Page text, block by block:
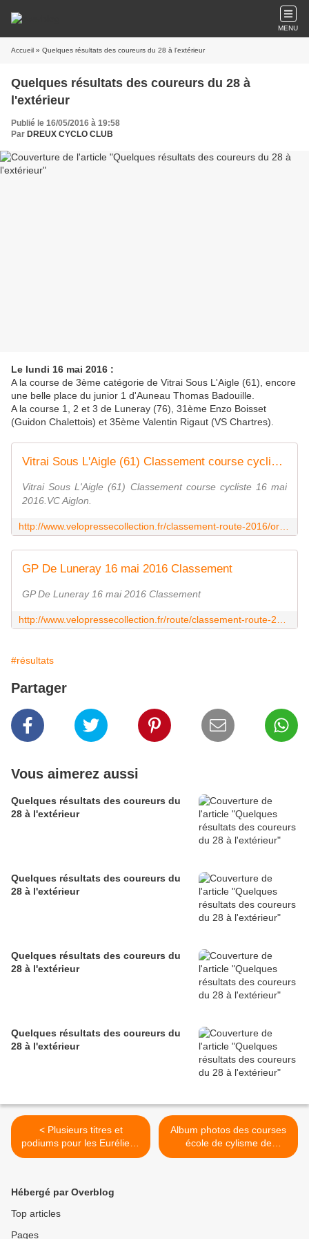
MENU
Accueil » Quelques résultats des coureurs du 28 à l'extérieur
Quelques résultats des coureurs du 28 à
l'extérieur
Publié le 16/05/2016 à 19:58
Par DREUX CYCLO CLUB
Le lundi 16 mai 2016 :
A la course de 3ème catégorie de Vitrai Sous L'Aigle (61), encore
une belle place du junior 1 d'Auneau Thomas Badouille.
A la course 1, 2 et 3 de Luneray (76), 31ème Enzo Boisset
(Guidon Chalettois) et 35ème Valentin Rigaut (VS Chartres).
Vitrai Sous L'Aigle (61) Classement course cycliste 16 mai 2016.VC Aig
Vitrai Sous L'Aigle (61) Classement course cycliste 16 mai
2016.VC Aiglon.
GP De Luneray 16 mai 2016 Classement
GP De Luneray 16 mai 2016 Classement
#résultats
Partager
Vous aimerez aussi
Quelques résultats des coureurs du
28 à l'extérieur
Quelques résultats des coureurs du
28 à l'extérieur
Quelques résultats des coureurs du
28 à l'extérieur
Quelques résultats des coureurs du
28 à l'extérieur
< Plusieurs titres et
podiums pour les Euréliens
au championnat régonal
Album photos des courses
école de cylisme de
Versailles Sartory (78) >
Hébergé par Overblog
Top articles
Pages